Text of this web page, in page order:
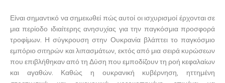
Είναι σημαντικό να σημειωθεί πώς αυτοί οι ισχυρισμοί έρχονται σε
μια περίοδο ιδιαίτερης ανησυχίας για την παγκόσμια προσφορά
τροφίμων. Η σύγκρουση στην Ουκρανία βλάπτει το παγκόσμιο
εμπόριο σιτηρών και λιπασμάτων, εκτός από μια σειρά κυρώσεων
που επιβλήθηκαν από τη Δύση που εμποδίζουν τη ροή κεφαλαίων
και αγαθών. Καθώς η ουκρανική κυβέρνηση, ηττημένη